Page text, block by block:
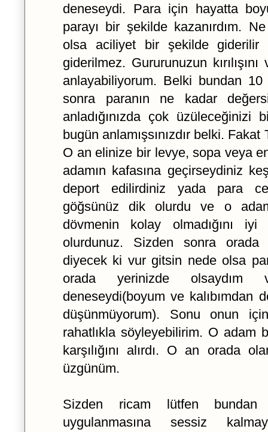
deneseydi. Para için hayatta
parayı bir şekilde kazanırdım.
olsa aciliyet bir şekilde
giderilmez. Gururunuzun
anlayabiliyorum. Belki bundan
sonra paranın ne kadar
anladığınızda çok üzüleceğinizi
bugün anlamışsınızdır belki.
O an elinize bir levye, sopa veya
adamın kafasına geçirseydiniz
deport edilirdiniz yada para
göğsünüz dik olurdu ve o
dövmenin kolay olmadığını
olurdunuz. Sizden sonra orada
diyecek ki vur gitsin nede olsa
orada yerinizde olsaydım
deneseydi(boyum ve kalıbımdan
düşünmüyorum). Sonu onun
rahatlıkla söyleyebilirim. O adam
karşılığını alırdı. O an orada
üzgünüm.
Sizden ricam lütfen
uygulanmasına sessiz